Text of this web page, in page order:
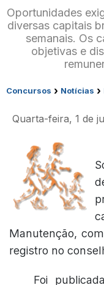
Oportunidades
diversas capitais
semanais. Os
objetivas e
Concursos › Notícias ›
Quarta-feira, 1 de
Manutenção,
registro no
Foi